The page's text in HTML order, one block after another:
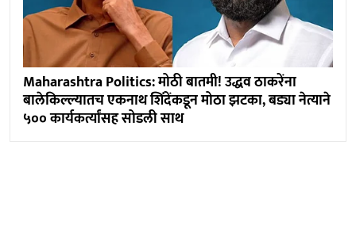
Maharashtra Politics: मोठी बातमी! उद्धव ठाकरेंना
बालेकिल्ल्यातच एकनाथ शिंदेंकडून मोठा झटका, बड्या नेत्याने
५०० कार्यकर्त्यांसह सोडली साथ